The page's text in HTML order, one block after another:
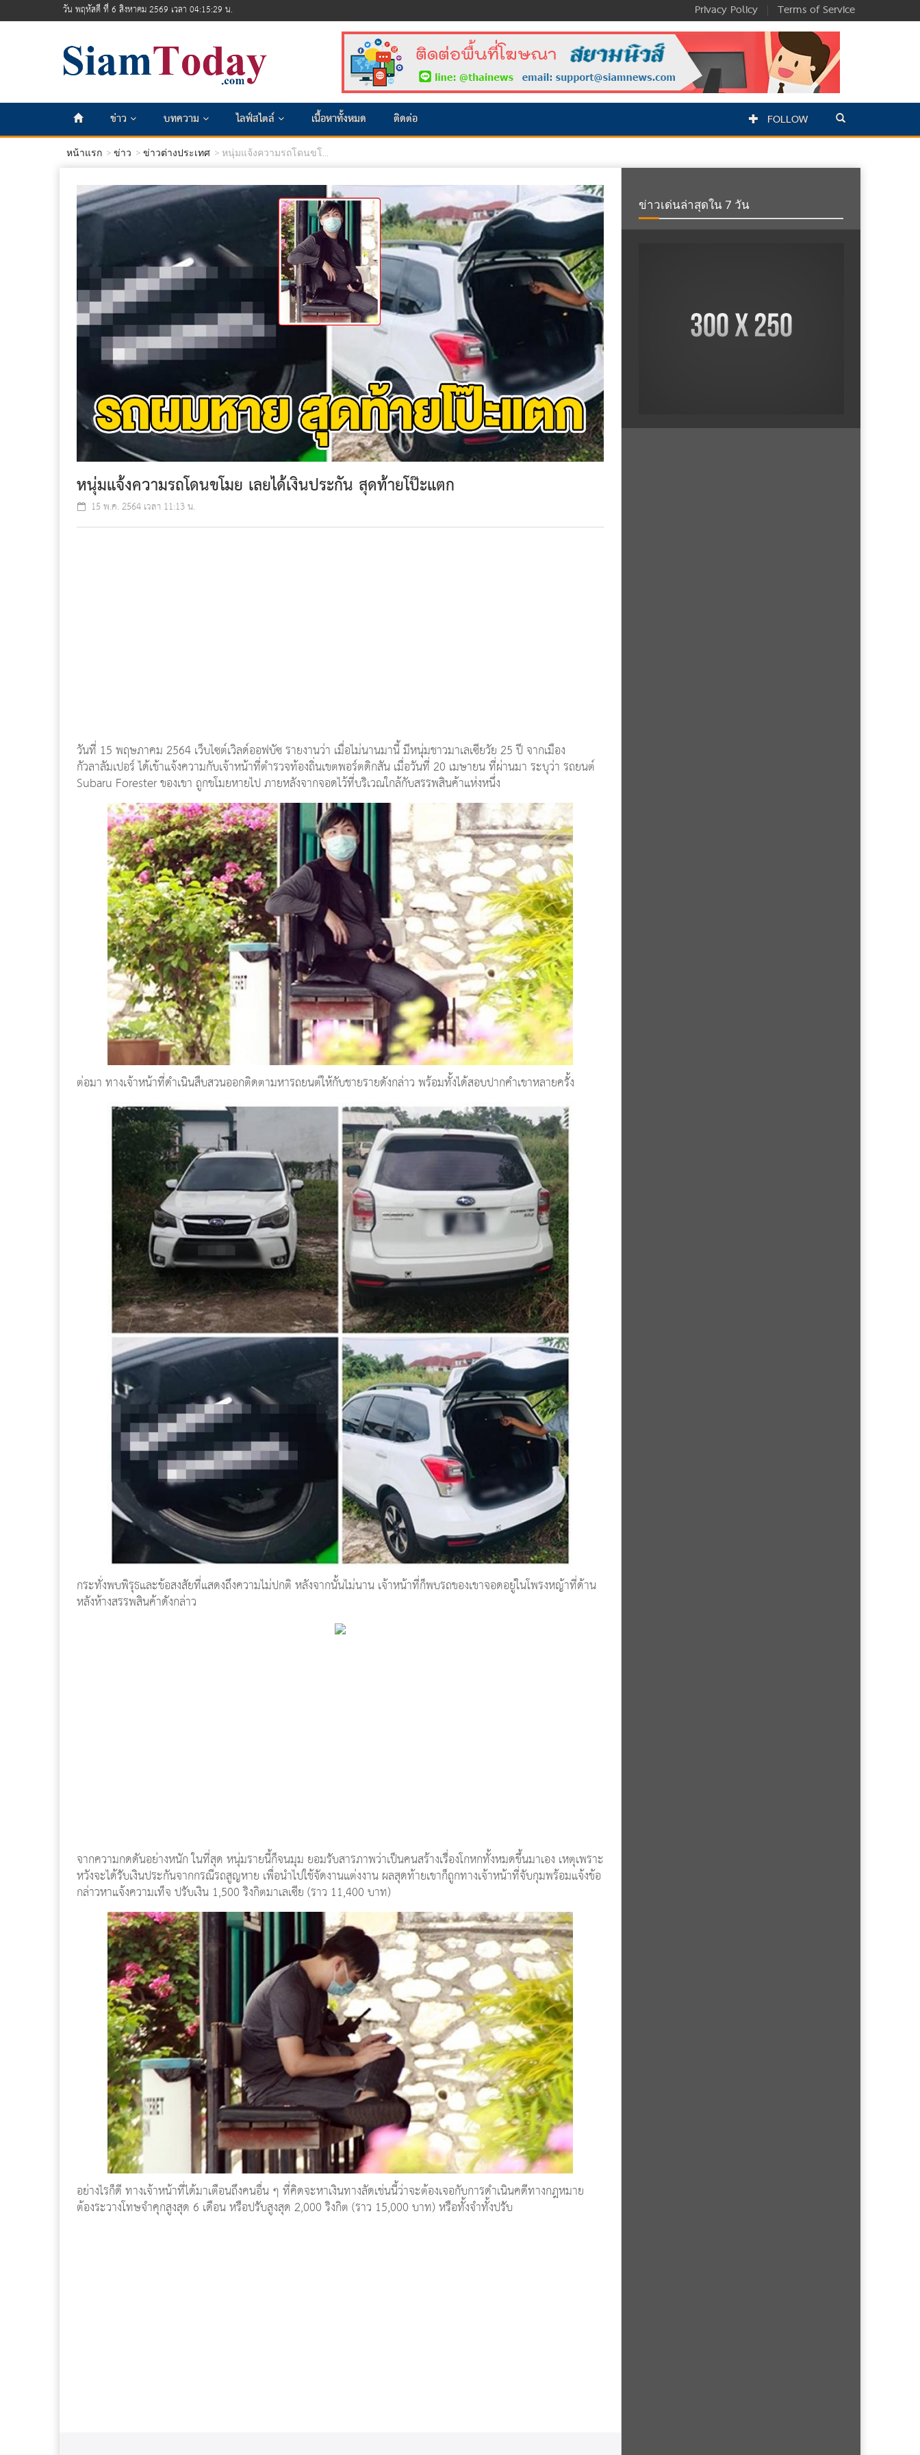
วัน พฤหัสดี ที่ 6 สิงหาคม 2569 เวลา 04:15:31 น. Privacy Policy | Terms of Service
ข่าว บทความ ไลฟ์สไตล์ เนื้อหาทั้งหมด ติดต่อ FOLLOW
หน้าแรก ข่าว ข่าวต่างประเทศ หนุ่มแจ้งความรถโดนขโ...
หนุ่มแจ้งความรถโดนขโมย เลยได้เงินประกัน สุดท้ายโป๊ะแตก
15 พ.ค. 2564 เวลา 11:13 น.
วันที่ 15 พฤษภาคม 2564 เว็บไซต์เวิลด์ออฟบัซ รายงานว่า เมื่อไม่นานมานี้ มีหนุ่มชาวมาเลเซียวัย 25 ปี จากเมือง
กัวลาลัมเปอร์ ได้เข้าแจ้งความกับเจ้าหน้าที่ตำรวจท้องถิ่นเขตพอร์ตดิกสัน เมื่อวันที่ 20 เมษายน ที่ผ่านมา ระบุว่า รถยนต์
Subaru Forester ของเขา ถูกขโมยหายไป ภายหลังจากจอดไว้ที่บริเวณใกล้กับสรรพสินค้าแห่งหนึ่ง
ต่อมา ทางเจ้าหน้าที่ดำเนินสืบสวนออกติดตามหารถยนต์ให้กับชายรายดังกล่าว พร้อมทั้งได้สอบปากคำเขาหลายครั้ง
กระทั่งพบพิรุธและข้อสงสัยที่แสดงถึงความไม่ปกติ หลังจากนั้นไม่นาน เจ้าหน้าที่ก็พบรถของเขาจอดอยู่ในโพรงหญ้าที่ด้าน
หลังห้างสรรพสินค้าดังกล่าว
จากความกดดันอย่างหนัก ในที่สุด หนุ่มรายนี้ก็จนมุม ยอมรับสารภาพว่าเป็นคนสร้างเรื่องโกหกทั้งหมดขึ้นมาเอง เหตุเพราะ
หวังจะได้รับเงินประกันจากกรณีรถสูญหาย เพื่อนำไปใช้จัดงานแต่งงาน ผลสุดท้ายเขาก็ถูกทางเจ้าหน้าที่จับกุมพร้อมแจ้งข้อ
กล่าวหาแจ้งความเท็จ ปรับเงิน 1,500 ริงกิตมาเลเซีย (ราว 11,400 บาท)
อย่างไรก็ดี ทางเจ้าหน้าที่ได้มาเตือนถึงคนอื่น ๆ ที่คิดจะหาเงินทางลัดเช่นนี้ว่าจะต้องเจอกับการดำเนินคดีทางกฎหมาย
ต้องระวางโทษจำคุกสูงสุด 6 เดือน หรือปรับสูงสุด 2,000 ริงกิต (ราว 15,000 บาท) หรือทั้งจำทั้งปรับ
ข่าวเด่นล่าสุดใน 7 วัน